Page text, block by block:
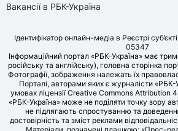
Вакансії в РБК-Україна
Ідентифікатор онлайн-медіа в Реєстрі
05347
Інформаційний портал «РБК-Україна» має
російську та англійську), головна сторінка
Фотографії, зображення належать їх
Порталі, авторами яких є журналісти «РБК-
умовах ліцензії Creative Commons Attribution
«РБК-Україна» може не поділяти точку зору
не підлягають спростуванню та
достовірність та зміст реклами